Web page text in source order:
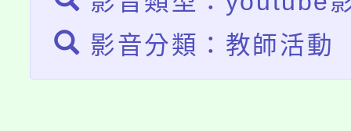
影音分類：教師活動